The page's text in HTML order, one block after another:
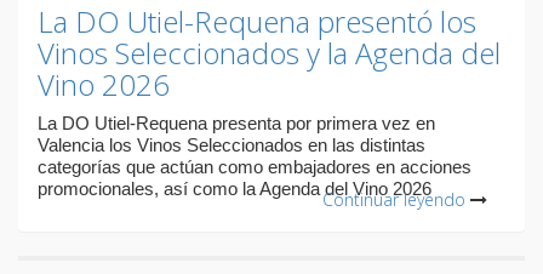
La DO Utiel-Requena presentó los
Vinos Seleccionados y la Agenda del
Vino 2026
La DO Utiel-Requena presenta por primera vez en
Valencia los Vinos Seleccionados en las distintas
categorías que actúan como embajadores en acciones
promocionales, así como la Agenda del Vino 2026
Continuar leyendo